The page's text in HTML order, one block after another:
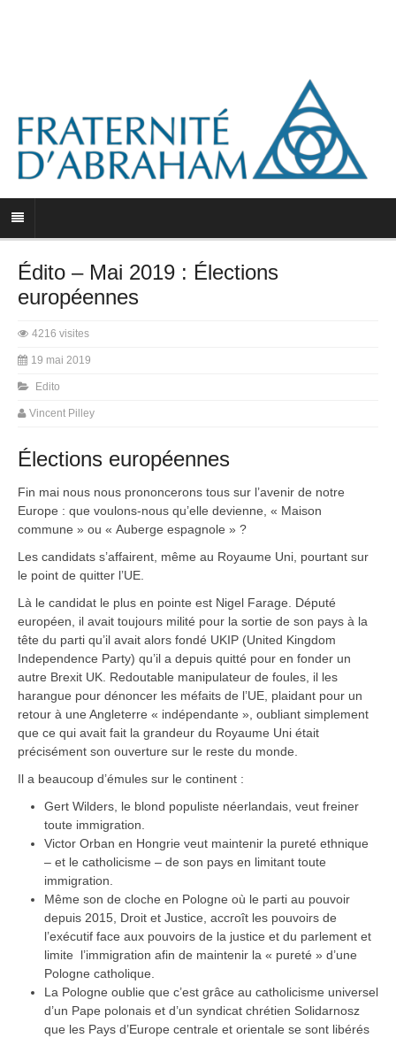
Édito – Mai 2019 : Élections
européennes
4216 visites
19 mai 2019
Edito
Vincent Pilley
Élections européennes
Fin mai nous nous prononcerons tous sur l’avenir de notre
Europe : que voulons-nous qu’elle devienne, « Maison
commune » ou « Auberge espagnole » ?
Les candidats s’affairent, même au Royaume Uni, pourtant sur
le point de quitter l’UE.
Là le candidat le plus en pointe est Nigel Farage. Député
européen, il avait toujours milité pour la sortie de son pays à la
tête du parti qu’il avait alors fondé UKIP (United Kingdom
Independence Party) qu’il a depuis quitté pour en fonder un
autre Brexit UK. Redoutable manipulateur de foules, il les
harangue pour dénoncer les méfaits de l’UE, plaidant pour un
retour à une Angleterre « indépendante », oubliant simplement
que ce qui avait fait la grandeur du Royaume Uni était
précisément son ouverture sur le reste du monde.
Il a beaucoup d’émules sur le continent :
Gert Wilders, le blond populiste néerlandais, veut freiner
toute immigration.
Victor Orban en Hongrie veut maintenir la pureté ethnique
– et le catholicisme – de son pays en limitant toute
immigration.
Même son de cloche en Pologne où le parti au pouvoir
depuis 2015, Droit et Justice, accroît les pouvoirs de
l’exécutif face aux pouvoirs de la justice et du parlement et
limite l’immigration afin de maintenir la « pureté » d’une
Pologne catholique.
La Pologne oublie que c’est grâce au catholicisme universel
d’un Pape polonais et d’un syndicat chrétien Solidarnosz
que les Pays d’Europe centrale et orientale se sont libérés